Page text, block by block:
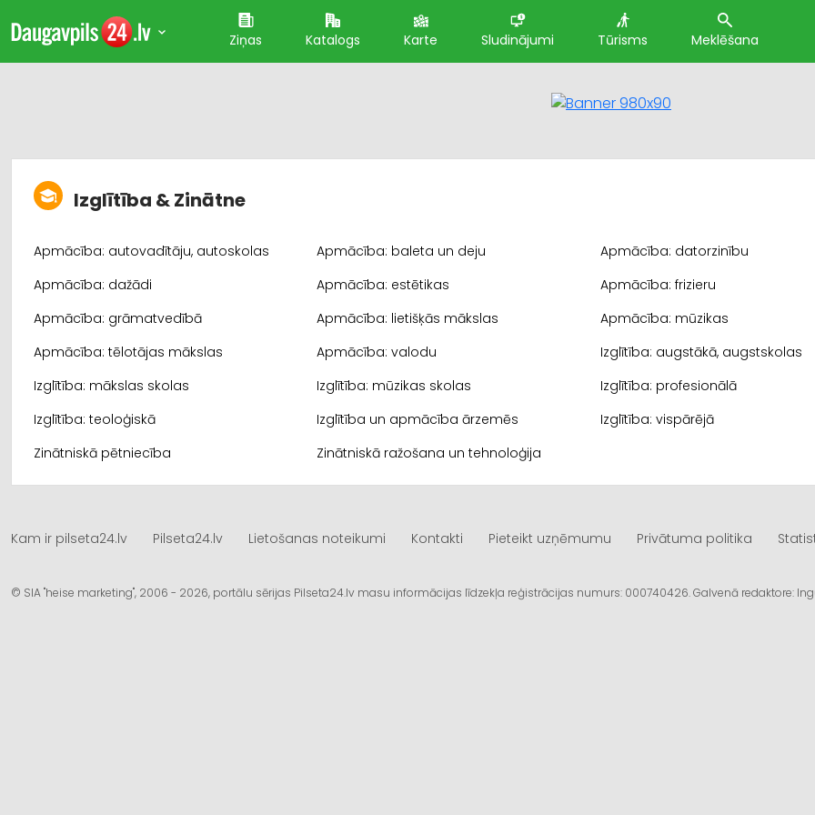
Ziņas Katalogs Karte Sludinājumi Tūrisms Meklēšana
Izglītība & Zinātne
Apmācība: autovadītāju, autoskolas Apmācība: baleta un deju
Apmācība: datorzinību
Apmācība: dažādi
Apmācība: estētikas
Apmācība: frizieru
Apmācība: grāmatvedībā
Apmācība: lietišķās mākslas
Apmācība: mūzikas
Apmācība: tēlotājas mākslas
Apmācība: valodu
Izglītība: augstākā, augstskolas
Izglītība: mākslas skolas
Izglītība: mūzikas skolas
Izglītība: profesionālā
Izglītība: teoloģiskā
Izglītība un apmācība ārzemēs
Izglītība: vispārējā
Zinātniskā pētniecība
Zinātniskā ražošana un tehnoloģija
Kam ir pilseta24.lv Pilseta24.lv Lietošanas noteikumi Kontakti Pieteikt uzņēmumu Privātuma politika
© SIA "heise marketing", 2006 - 2026, portālu sērijas Pilseta24.lv masu informācijas līdzekļa reģistrācijas numurs: 000740426. Galvenā redaktore: